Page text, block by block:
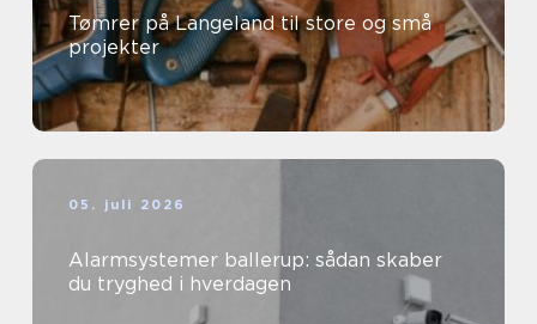
Tømrer på Langeland til store og små
projekter
05. juli 2026
Alarmsystemer ballerup: sådan skaber
du tryghed i hverdagen